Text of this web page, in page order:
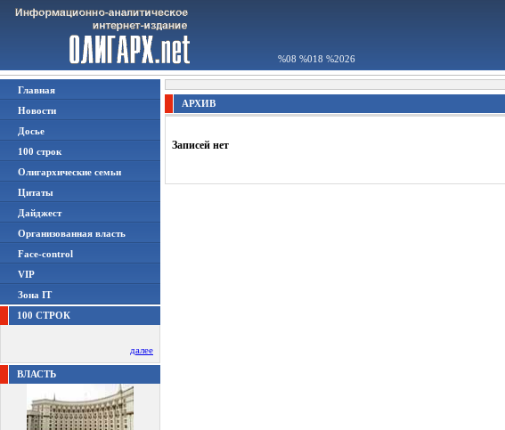
%08 %018 %2026
Главная
Новости
Досье
100 строк
Олигархические семьи
Цитаты
Дайджест
Организованная власть
Face-control
VIP
Зона IT
100 СТРОК
далее
ВЛАСТЬ
АРХИВ
Записей нет